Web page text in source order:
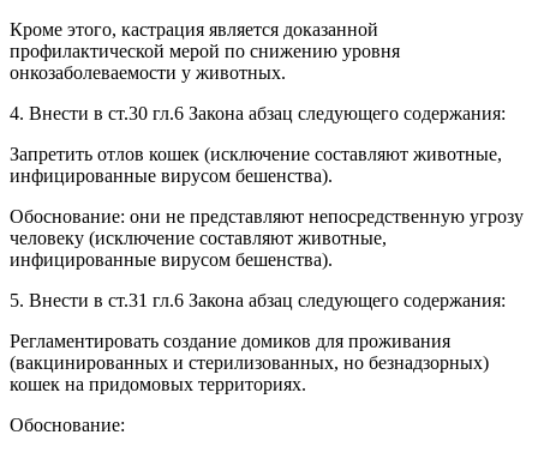
Кроме этого, кастрация является доказанной
профилактической мерой по снижению уровня
онкозаболеваемости у животных.
4. Внести в ст.30 гл.6 Закона абзац следующего содержания:
Запретить отлов кошек (исключение составляют животные,
инфицированные вирусом бешенства).
Обоснование: они не представляют непосредственную угрозу
человеку (исключение составляют животные,
инфицированные вирусом бешенства).
5. Внести в ст.31 гл.6 Закона абзац следующего содержания:
Регламентировать создание домиков для проживания
(вакцинированных и стерилизованных, но безнадзорных)
кошек на придомовых территориях.
Обоснование: